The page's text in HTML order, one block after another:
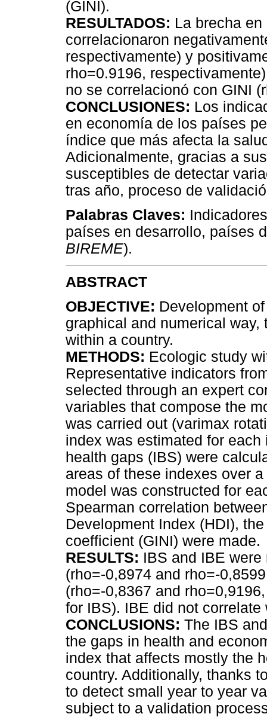
(GINI).
RESULTADOS: La brecha
correlacionaron
respectivamente) y
rho=0.9196,
no se correlacionó con GINI
CONCLUSIONES: Los
en economía de los países
índice que más afecta la
Adicionalmente, gracias a
susceptibles de detectar
tras año, proceso de
Palabras Claves:
países en desarrollo, países
BIREME).
ABSTRACT
OBJECTIVE: Development
graphical and numerical
within a country.
METHODS: Ecologic study
Representative indicators
selected through an expert
variables that compose the
was carried out (varimax
index was estimated for
health gaps (IBS) were
areas of these indexes over
model was constructed for
Spearman correlation
Development Index (HDI),
coefficient (GINI) were made.
RESULTS: IBS and IBE
(rho=-0,8974 and rho=-
(rho=-0,8367 and
for IBS). IBE did not
CONCLUSIONS: The IBS
the gaps in health and
index that affects mostly the
country. Additionally, thanks
to detect small year to year
subject to a validation